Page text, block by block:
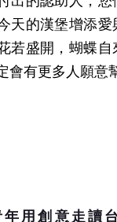
天的漢堡增添
若盛開，蝴蝶自
會有更多人願意
用創意走讀台